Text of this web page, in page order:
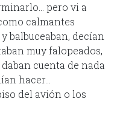
pero vi a
calmantes
balbuceaban, decían
muy falopeados,
cuenta de nada
hacer…
del avión o los